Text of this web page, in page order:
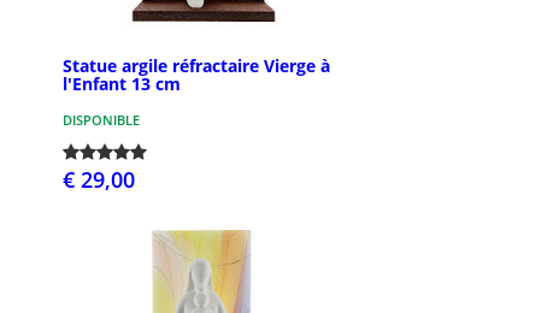
Statue argile réfractaire Vierge à
l'Enfant 13 cm
DISPONIBLE
€ 29,00